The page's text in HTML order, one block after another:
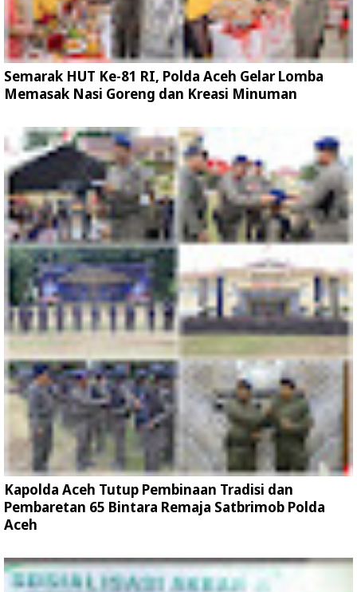
Semarak HUT Ke-81 RI, Polda Aceh Gelar Lomba
Memasak Nasi Goreng dan Kreasi Minuman
Kapolda Aceh Tutup Pembinaan Tradisi dan
Pembaretan 65 Bintara Remaja Satbrimob Polda
Aceh